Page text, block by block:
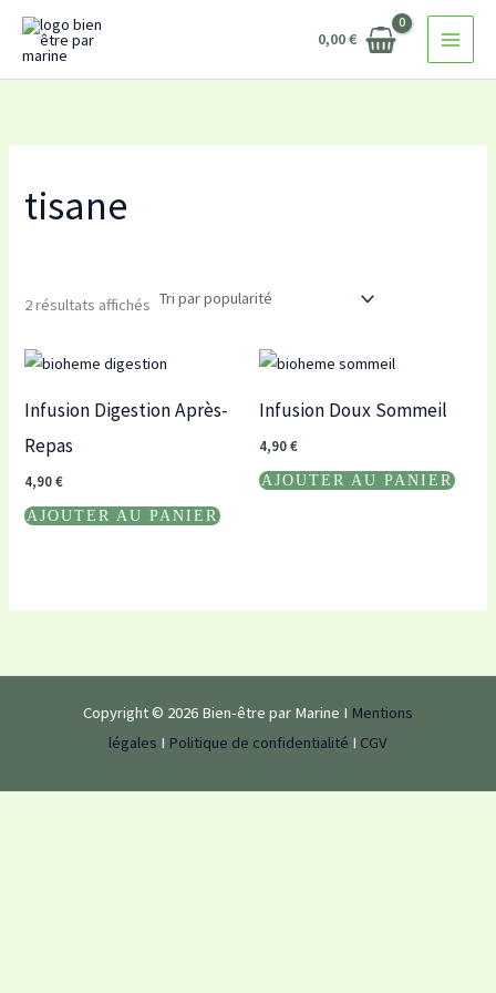
Aller
0,00€
tisane
2 résultats affichés
Infusion Digestion Après-
Repas
4,90€
AJOUTER AU PANIER
Infusion Doux Sommeil
4,90€
AJOUTER AU PANIER
Copyright © 2026 Bien-être par Marine I Mentions
légales I Politique de confidentialité I CGV